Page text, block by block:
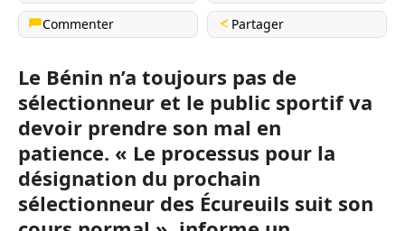
Commenter
Partager
Le Bénin n’a toujours pas de
sélectionneur et le public sportif va
devoir prendre son mal en
patience. « Le processus pour la
désignation du prochain
sélectionneur des Écureuils suit son